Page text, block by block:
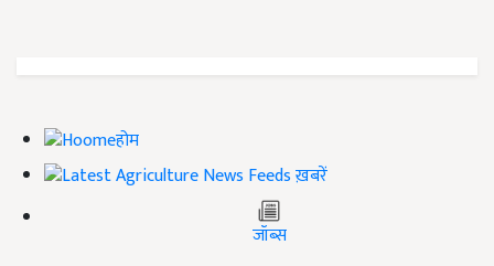
होम
ख़बरें
जॉब्स